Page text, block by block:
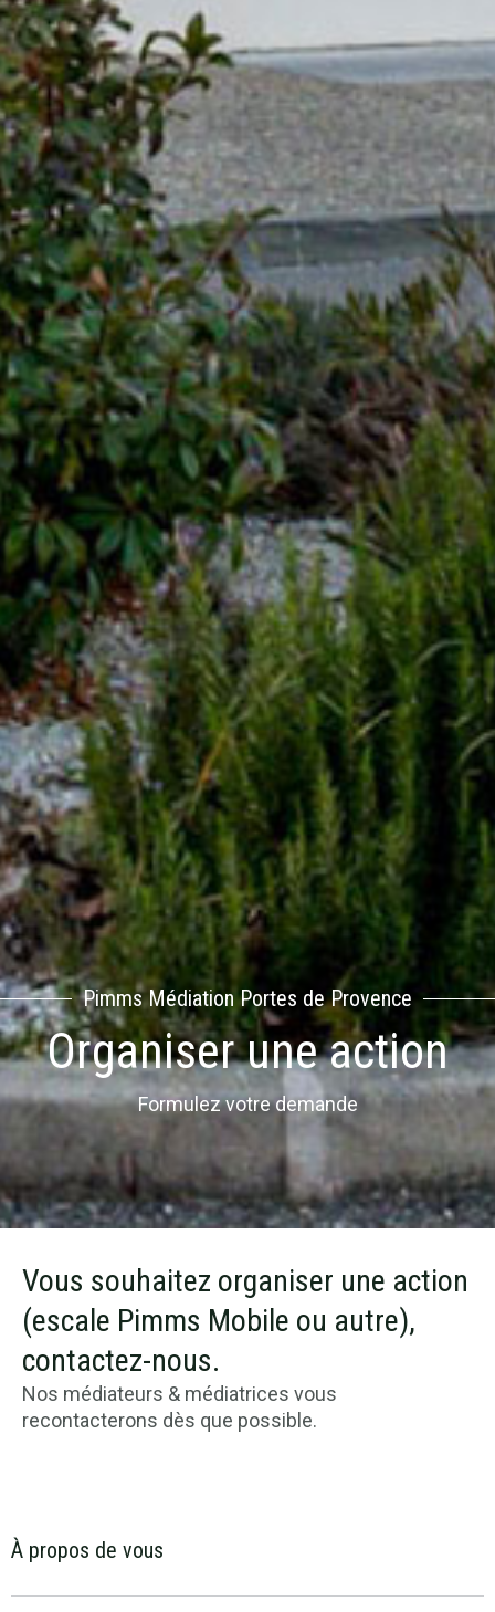
Pimms Médiation Portes de Provence
Organiser une action
Formulez votre demande
Vous souhaitez organiser une action
(escale Pimms Mobile ou autre),
contactez-nous.
Nos médiateurs & médiatrices vous
recontacterons dès que possible.
À propos de vous